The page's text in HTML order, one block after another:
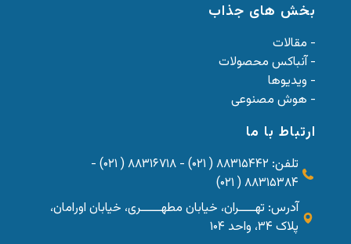
بخش های جذاب
- مقالات
- آنباکس محصولات
- ویدیوها
- هوش مصنوعی
ارتباط با ما
تلفن: ۸۸۳۱۵۴۴۲ ( ۰۲۱) - ۸۸۳۱۶۷۱۸ ( ۰۲۱) -
۸۸۳۱۵۳۸۴ ( ۰۲۱)
آدرس: تهــــران، خیابان مطهـــــری، خیابان اورامان،
پلاک ۳۴، واحد ۱۰۴